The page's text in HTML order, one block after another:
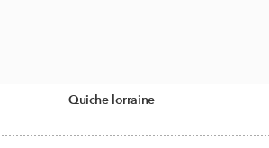
Quiche lorraine